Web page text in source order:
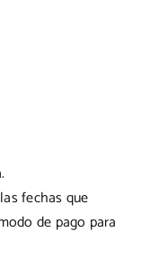
fechas que
de pago para